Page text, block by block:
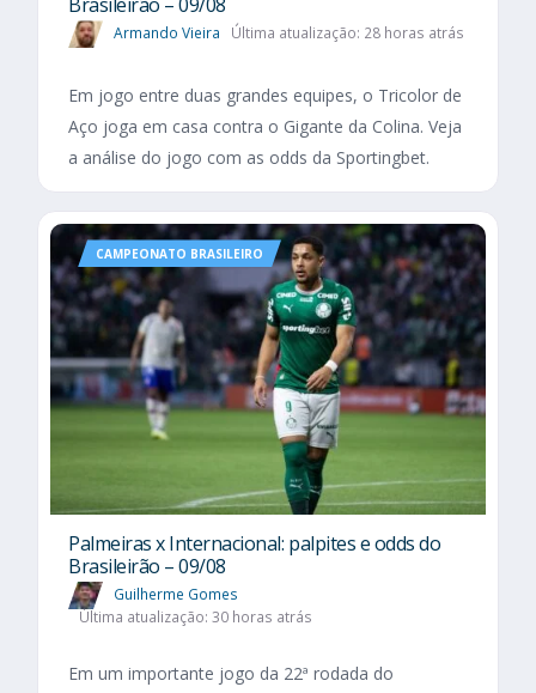
Armando Vieira Última atualização: 28 horas atrás
Em jogo entre duas grandes equipes, o Tricolor de
Aço joga em casa contra o Gigante da Colina. Veja
a análise do jogo com as odds da Sportingbet.
CAMPEONATO BRASILEIRO
Palmeiras x Internacional: palpites e odds do
Brasileirão – 09/08
Guilherme Gomes
Última atualização: 30 horas atrás
Em um importante jogo da 22ª rodada do